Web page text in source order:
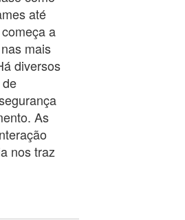
até
a
mais
diversos
As
nos traz